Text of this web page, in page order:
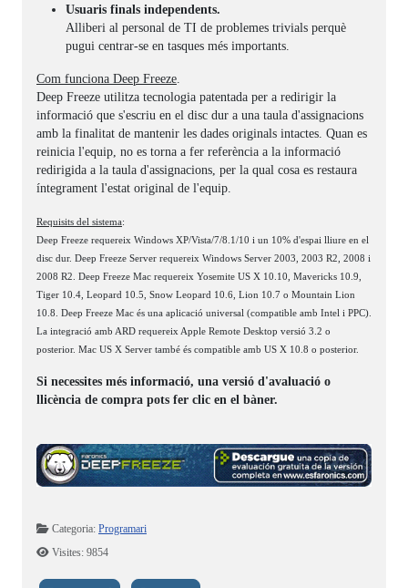
Usuaris finals independents.
Alliberi al personal de TI de problemes trivials perquè
pugui centrar-se en tasques més importants.
Com funciona Deep Freeze.
Deep Freeze utilitza tecnologia patentada per a redirigir la
informació que s'escriu en el disc dur a una taula d'assignacions
amb la finalitat de mantenir les dades originals intactes. Quan es
reinicia l'equip, no es torna a fer referència a la informació
redirigida a la taula d'assignacions, per la qual cosa es restaura
íntegrament l'estat original de l'equip.
Requisits del sistema:
Deep Freeze requereix Windows XP/Vista/7/8.1/10 i un 10% d'espai lliure en el
disc dur. Deep Freeze Server requereix Windows Server 2003, 2003 R2, 2008 i
2008 R2. Deep Freeze Mac requereix Yosemite US X 10.10, Mavericks 10.9,
Tiger 10.4, Leopard 10.5, Snow Leopard 10.6, Lion 10.7 o Mountain Lion
10.8. Deep Freeze Mac és una aplicació universal (compatible amb Intel i PPC).
La integració amb ARD requereix Apple Remote Desktop versió 3.2 o
posterior. Mac US X Server també és compatible amb US X 10.8 o posterior.
Si necessites més informació, una versió d'avaluació o
llicència de compra pots fer clic en el bàner.
DetallsCategoria: Programari
Visites: 9854